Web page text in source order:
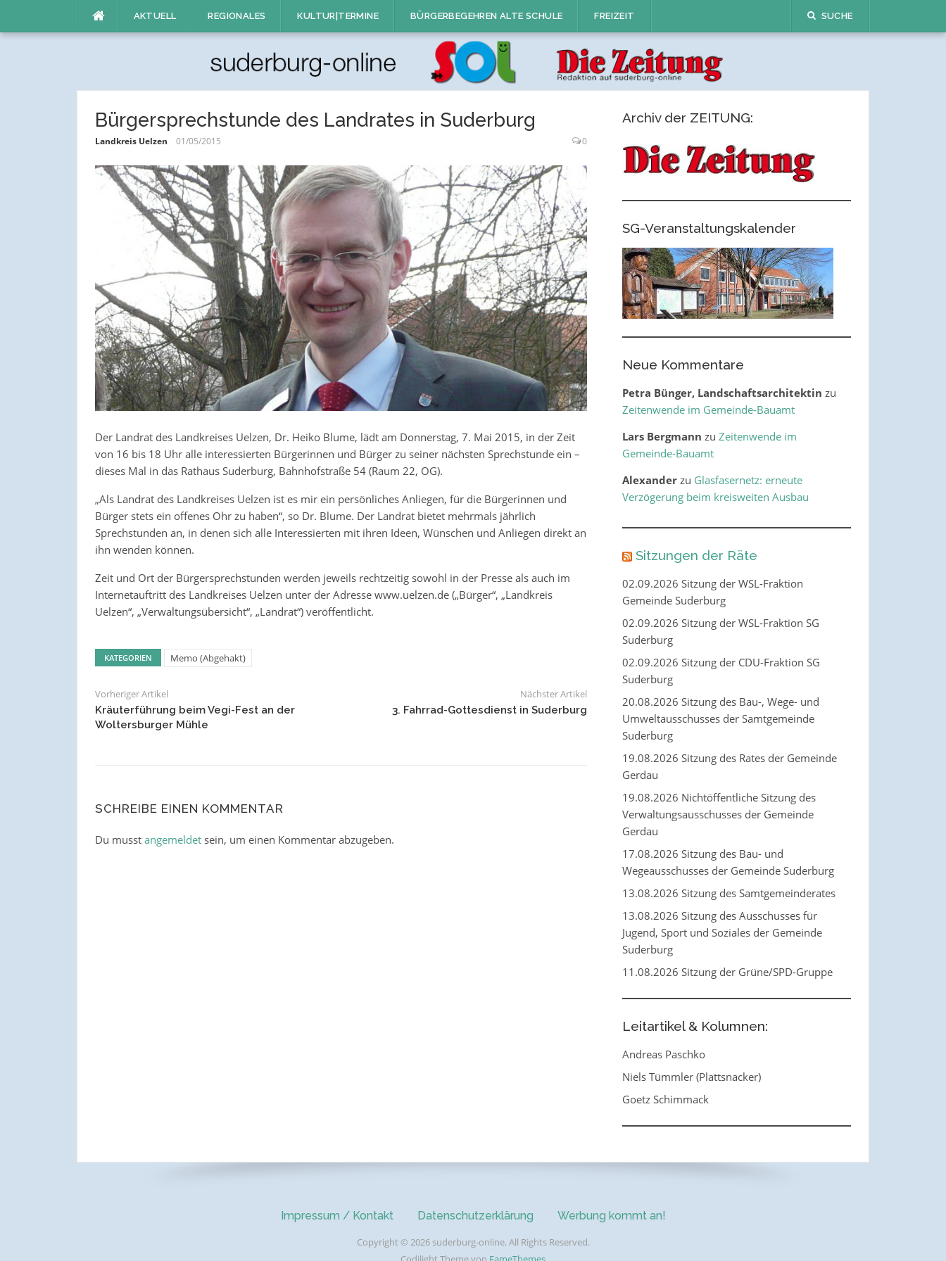
AKTUELL REGIONALES KULTUR|TERMINE BÜRGERBEGEHREN ALTE SCHULE FREIZEIT SUCHE
Bürgersprechstunde des Landrates in Suderburg
Landkreis Uelzen 01/05/2015 0
Der Landrat des Landkreises Uelzen, Dr. Heiko Blume, lädt am Donnerstag, 7. Mai 2015, in der Zeit
von 16 bis 18 Uhr alle interessierten Bürgerinnen und Bürger zu seiner nächsten Sprechstunde ein –
dieses Mal in das Rathaus Suderburg, Bahnhofstraße 54 (Raum 22, OG).
„Als Landrat des Landkreises Uelzen ist es mir ein persönliches Anliegen, für die Bürgerinnen und
Bürger stets ein offenes Ohr zu haben“, so Dr. Blume. Der Landrat bietet mehrmals jährlich
Sprechstunden an, in denen sich alle Interessierten mit ihren Ideen, Wünschen und Anliegen direkt an
ihn wenden können.
Zeit und Ort der Bürgersprechstunden werden jeweils rechtzeitig sowohl in der Presse als auch im
Internetauftritt des Landkreises Uelzen unter der Adresse www.uelzen.de („Bürger“, „Landkreis
Uelzen“, „Verwaltungsübersicht“, „Landrat“) veröffentlicht.
KATEGORIEN Memo (Abgehakt)
Vorheriger Artikel
Kräuterführung beim Vegi-Fest an der
Woltersburger Mühle
Nächster Artikel
3. Fahrrad-Gottesdienst in Suderburg
SCHREIBE EINEN KOMMENTAR
Du musst angemeldetsein, um einen Kommentar abzugeben.
Archiv der ZEITUNG:
SG-Veranstaltungskalender
Neue Kommentare
Petra Bünger, Landschaftsarchitektin zu
Zeitenwende im Gemeinde-Bauamt
Lars Bergmann zu Zeitenwende im
Gemeinde-Bauamt
Alexanderzu Glasfasernetz: erneute
Verzögerung beim kreisweiten Ausbau
Sitzungen der Räte
02.09.2026 Sitzung der WSL-Fraktion
Gemeinde Suderburg
02.09.2026 Sitzung der WSL-Fraktion SG
Suderburg
02.09.2026 Sitzung der CDU-Fraktion SG
Suderburg
20.08.2026 Sitzung des Bau-, Wege- und
Umweltausschusses der Samtgemeinde
Suderburg
19.08.2026 Sitzung des Rates der Gemeinde
Gerdau
19.08.2026 Nichtöffentliche Sitzung des
Verwaltungsausschusses der Gemeinde
Gerdau
17.08.2026 Sitzung des Bau- und
Wegeausschusses der Gemeinde Suderburg
13.08.2026 Sitzung des Samtgemeinderates
13.08.2026 Sitzung des Ausschusses für
Jugend, Sport und Soziales der Gemeinde
Suderburg
11.08.2026 Sitzung der Grüne/SPD-Gruppe
Leitartikel & Kolumnen:
Andreas Paschko
Niels Tümmler (Plattsnacker)
Goetz Schimmack
Impressum / Kontakt Datenschutzerklärung Werbung kommt an!
Copyright © 2026 suderburg-online. All Rights Reserved.